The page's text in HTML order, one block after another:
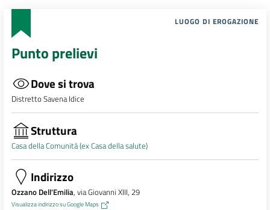
LUOGO DI EROGAZIONE
Punto prelievi
Dove si trova
Distretto Savena Idice
Struttura
Casa della Comunità (ex Casa della salute)
Indirizzo
Ozzano Dell'Emilia, via Giovanni XIII, 29
Visualizza indirizzo su Google Maps